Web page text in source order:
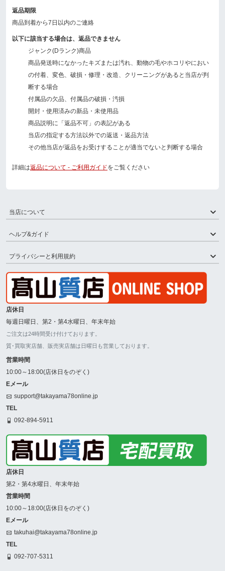
返品期限
商品到着から7日以内のご連絡
以下に該当する場合は、返品できません
ジャンク(Dランク)商品
商品発送時になかったキズまたは汚れ、動物の毛やホコリやにおい
の付着、変色、破損・修理・改造、クリーニングがあると当店が判
断する場合
付属品の欠品、付属品の破損・汚損
開封・使用済みの新品・未使用品
商品説明に「返品不可」の表記がある
当店の指定する方法以外での返送・返品方法
その他当店が返品をお受けすることが適当でないと判断する場合
詳細は返品について - ご利用ガイドをご覧ください
当店について
ヘルプ&ガイド
プライバシーと利用規約
店休日
毎週日曜日、第2・第4水曜日、年末年始
ご注文は24時間受け付けております。
質･買取実店舗、販売実店舗は日曜日も営業しております。
営業時間
10:00～18:00(店休日をのぞく)
Eメール
support@takayama78online.jp
TEL
092-894-5911
店休日
第2・第4水曜日、年末年始
営業時間
10:00～18:00(店休日をのぞく)
Eメール
takuhai@takayama78online.jp
TEL
092-707-5311